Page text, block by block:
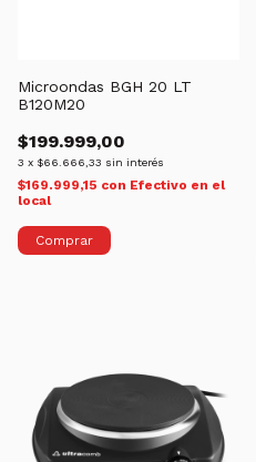
Microondas BGH 20 LT
B120M20
$199.999,00
3 x $66.666,33 sin interés
$169.999,15 con Efectivo en el
local